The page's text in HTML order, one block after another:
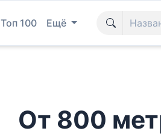
Топ 100 Ещё
От 800